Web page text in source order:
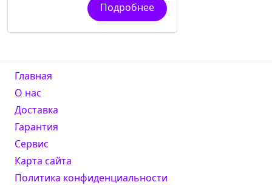
Подробнее
Главная
О нас
Доставка
Гарантия
Сервис
Карта сайта
Политика конфиденциальности